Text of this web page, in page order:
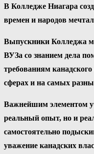
В Колледже Ниагара
времен и народов
Выпускники Колледжа
ВУЗа со знанием дела
требованиям
сферах и на самых
Важнейшим элементом
реальный опыт, но и
самостоятельно
уважение канадских